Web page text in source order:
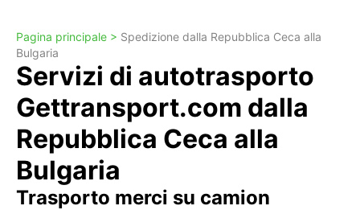
Pagina principale > Spedizione dalla Repubblica Ceca alla
Bulgaria
Servizi di autotrasporto
Gettransport.com dalla
Repubblica Ceca alla
Bulgaria
Trasporto merci su camion